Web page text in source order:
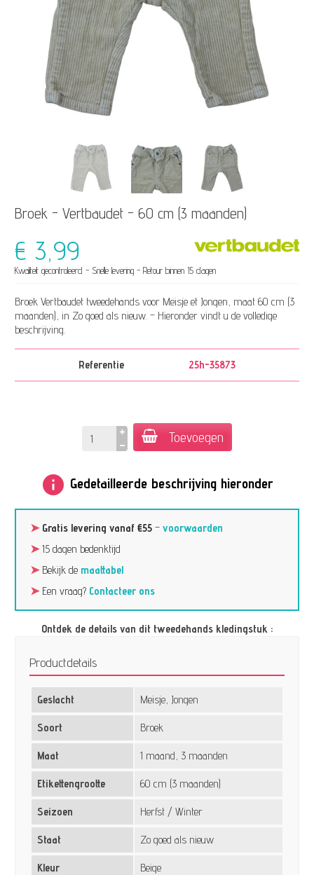
Broek - Vertbaudet - 60 cm (3 maanden)
€ 3,99
Kwaliteit gecontroleerd - Snelle levering - Retour binnen 15 dagen
Broek Vertbaudet tweedehands voor Meisje et Jongen, maat 60 cm (3
maanden), in Zo goed als nieuw. – Hieronder vindt u de volledige
beschrijving.
Referentie 25h-35873
Toevoegen
info Gedetailleerde beschrijving hieronder
➤ Gratis levering vanaf €55 –voorwaarden
➤15 dagen bedenktijd
➤Bekijk de maattabel
➤Een vraag? Contacteer ons
Ontdek de details van dit tweedehands kledingstuk :
Productdetails
Geslacht Meisje, Jongen
Soort Broek
Maat 1 maand, 3 maanden
Etikettengrootte 60 cm (3 maanden)
Seizoen Herfst / Winter
Staat Zo goed als nieuw
Kleur Beige